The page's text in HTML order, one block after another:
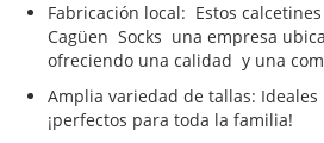
Fabricación local: Estos
Cagüen Socks una empresa
ofreciendo una calidad y una
Amplia variedad de tallas:
¡perfectos para toda la familia!